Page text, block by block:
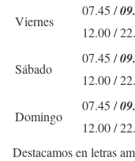
Viernes
07.45 /
12.00 /
Sábado
07.45 /
12.00 /
Domingo
07.45 /
12.00 /
Destacamos en letras